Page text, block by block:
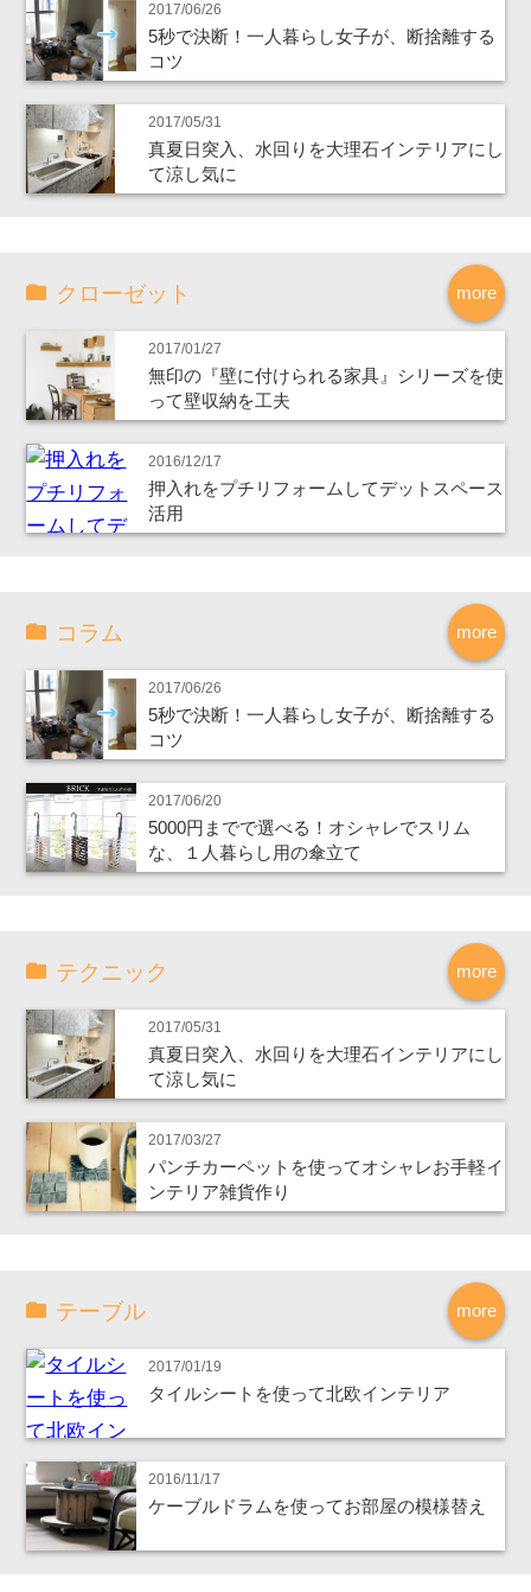
2017/06/26
5秒で決断！一人暮らし女子が、断捨離する
コツ
2017/05/31
真夏日突入、水回りを大理石インテリアにし
て涼し気に
more
クローゼット
2017/01/27
無印の『壁に付けられる家具』シリーズを使
って壁収納を工夫
2016/12/17
押入れをプチリフォームしてデットスペース
活用
more
コラム
2017/06/26
5秒で決断！一人暮らし女子が、断捨離する
コツ
2017/06/20
5000円までで選べる！オシャレでスリム
な、１人暮らし用の傘立て
more
テクニック
2017/05/31
真夏日突入、水回りを大理石インテリアにし
て涼し気に
2017/03/27
パンチカーペットを使ってオシャレお手軽イ
ンテリア雑貨作り
more
テーブル
2017/01/19
タイルシートを使って北欧インテリア
2016/11/17
ケーブルドラムを使ってお部屋の模様替え